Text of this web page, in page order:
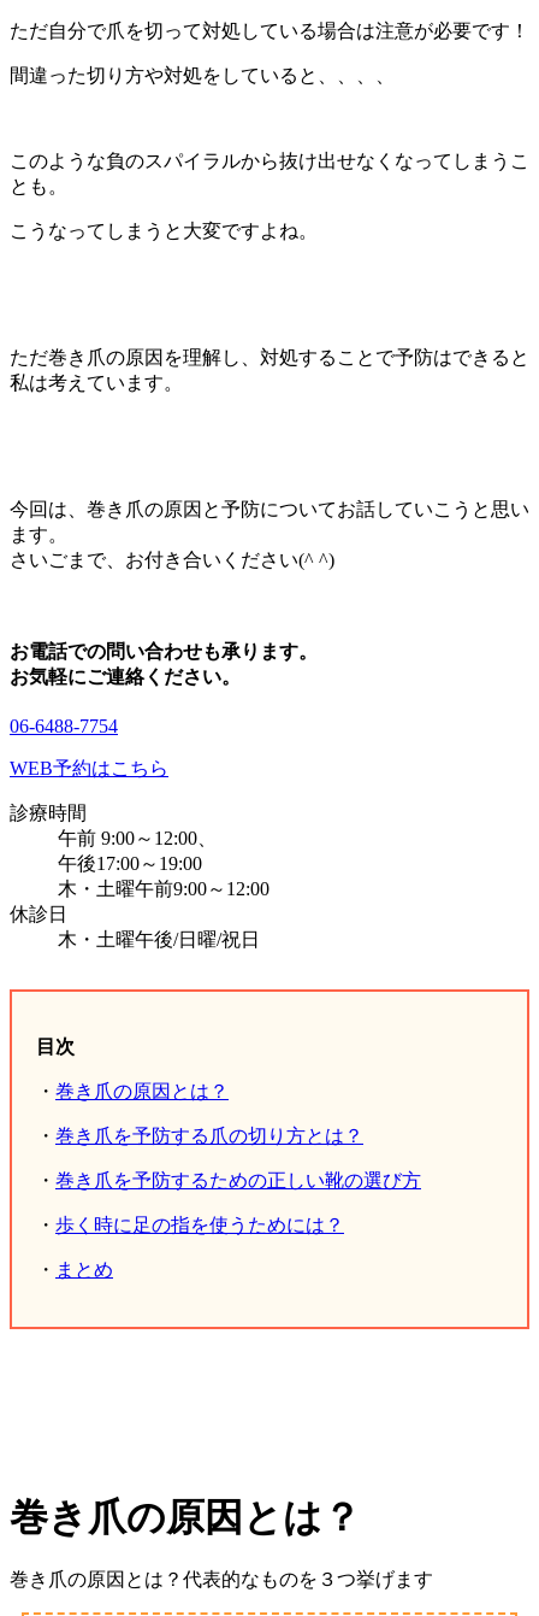
ただ自分で爪を切って対処している場合は注意が必要です！
間違った切り方や対処をしていると、、、、
このような負のスパイラルから抜け出せなくなってしまうこ
とも。
こうなってしまうと大変ですよね。
ただ巻き爪の原因を理解し、対処することで予防はできると
私は考えています。
今回は、巻き爪の原因と予防についてお話していこうと思い
ます。
さいごまで、お付き合いください(^ ^)
お電話での問い合わせも承ります。
お気軽にご連絡ください。
06-6488-7754
WEB予約はこちら
診療時間
午前 9:00～12:00、
午後17:00～19:00
木・土曜午前9:00～12:00
休診日
木・土曜午後/日曜/祝日
目次
・ 巻き爪の原因とは？
・ 巻き爪を予防する爪の切り方とは？
・ 巻き爪を予防するための正しい靴の選び方
・ 歩く時に足の指を使うためには？
・ まとめ
巻き爪の原因とは？
巻き爪の原因とは？代表的なものを３つ挙げます